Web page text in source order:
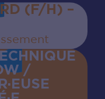
(F/H) –
/